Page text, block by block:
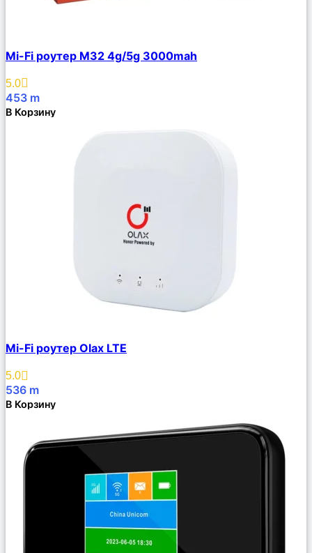
Описание
Избранное
Mi-Fi роутер M32 4g/5g 3000mah
5.0
453 m
В Корзину
Описание
Избранное
Mi-Fi роутер Olax LTE
5.0
536 m
В Корзину